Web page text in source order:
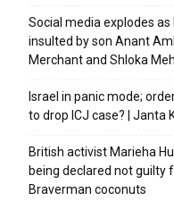
Social media explodes
insulted by son Anant
Merchant and Shloka
Israel in panic mode;
to drop ICJ case? | Janta
British activist Marieha
being declared not guilty
Braverman coconuts